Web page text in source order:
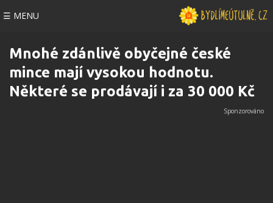
☰ MENU
Mnohé zdánlivě obyčejné české
mince mají vysokou hodnotu.
Některé se prodávají i za 30 000 Kč